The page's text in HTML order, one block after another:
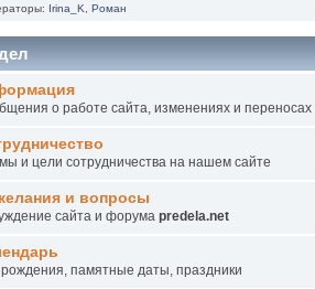
Irina_K Роман
о работе сайта, изменениях и переносах
и цели сотрудничества на нашем сайте
и вопросы
сайта и форума predela.net
памятные даты, праздники